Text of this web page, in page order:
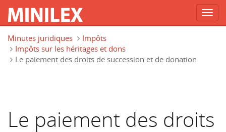
Minutes juridiques
Impôts
Impôts sur les héritages et dons
Le paiement des droits de succession et de donation
Le paiement des droits